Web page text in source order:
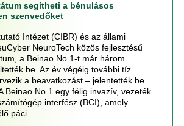
segítheti a bénulásos
szenvedőket
Intézet (CIBR) és az állami
NeuroTech közös fejlesztésű
a Beinao No.1-t már három
be. Az év végéig további tíz
a beavatkozást – jelentették be
Beinao No.1 egy félig invazív, vezeték
interfész (BCI), amely
páci